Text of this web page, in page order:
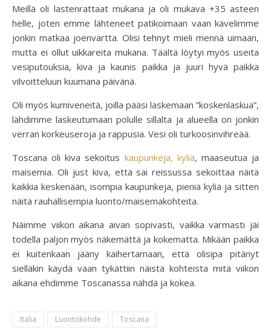
Meillä oli lastenrattaat mukana ja oli mukava +35 asteen
helle, joten emme lähteneet patikoimaan vaan kävelimme
jonkin matkaa joenvartta. Olisi tehnyt mieli mennä uimaan,
mutta ei ollut uikkareita mukana. Täältä löytyi myös useita
vesiputouksia, kiva ja kaunis paikka ja juuri hyvä paikka
vilvoitteluun kuumana päivänä.
Oli myös kumiveneitä, joilla pääsi laskemaan ”koskenlaskua”,
lähdimme laskeutumaan polulle sillalta ja alueella on jonkin
verran korkeuseroja ja rappusia. Vesi oli turkoosinvihreää.
Toscana oli kiva sekoitus kaupunkeja, kyliä, maaseutua ja
maisemia. Oli just kiva, että sai reissussa sekoittaa näitä
kaikkia keskenään, isompia kaupunkeja, pieniä kyliä ja sitten
näitä rauhallisempia luonto/maisemakohteita.
Näimme viikon aikana aivan sopivasti, vaikka varmasti jäi
todella paljon myös näkemättä ja kokematta. Mikään paikka
ei kuitenkaan jääny kaihertamaan, että olisipa pitänyt
sielläkin käydä vaan tykättiin näistä kohteista mitä viikon
aikana ehdimme Toscanassa nähdä ja kokea.
Italia Luontokohde Toscana